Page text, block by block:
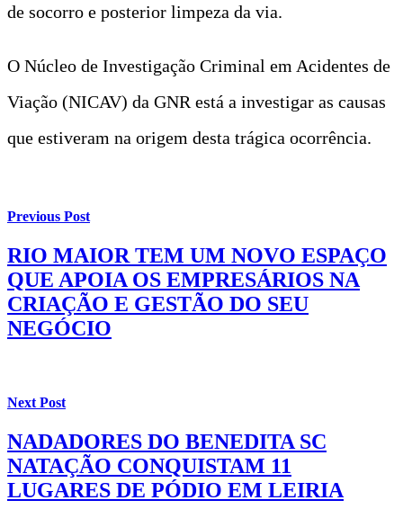
de socorro e posterior limpeza da via.
O Núcleo de Investigação Criminal em Acidentes de
Viação (NICAV) da GNR está a investigar as causas
que estiveram na origem desta trágica ocorrência.
Previous Post
RIO MAIOR TEM UM NOVO ESPAÇO
QUE APOIA OS EMPRESÁRIOS NA
CRIAÇÃO E GESTÃO DO SEU
NEGÓCIO
Next Post
NADADORES DO BENEDITA SC
NATAÇÃO CONQUISTAM 11
LUGARES DE PÓDIO EM LEIRIA